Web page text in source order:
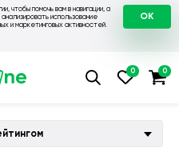
чтобы помочь вам в навигации, а
использование
и маркетинговых активностей.
OK
OnePlus 💛 Чехол для